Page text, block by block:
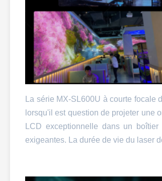
La série MX-SL600U à courte
lorsqu'il est question de projeter une
LCD exceptionnelle dans un
exigeantes. La durée de vie du laser